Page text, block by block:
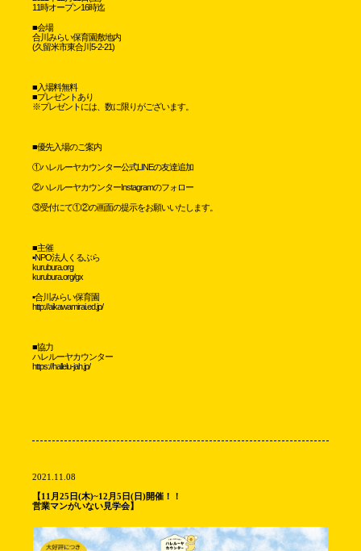
11時オープン16時迄
■会場
合川みらい保育園敷地内
(久留米市東合川5-2-21)
■入場料無料
■プレゼントあり
※プレゼントには、数に限りがございます。
■優先入場のご案内
①ハレルーヤカウンター公式LINEの友達追加
②ハレルーヤカウンターInstagramのフォロー
③受付にて①②の画面の提示をお願いいたします。
■主催
▪️NPO法人くるぶら
kurubura.org
kurubura.org/gx
▪️合川みらい保育園
http://aikawamirai.ed.jp/
■協力
ハレルーヤカウンター
https://hallelu-jah.jp/
2021.11.08
【11月25日(木)~12月5日(日)開催！！
営業マンがいない見学会】